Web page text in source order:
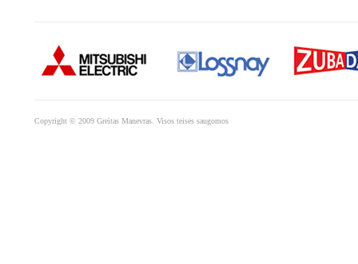
Copyright © 2009 Greitas Manevras. Visos teisės saugomos